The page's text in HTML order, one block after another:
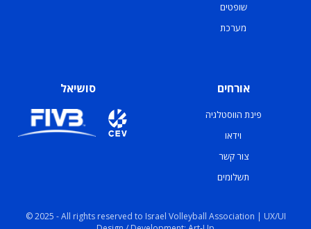
שופטים
מערכת
אורחים
פינת הווסטלגיה
וידאו
צור קשר
תשלומים
סושיאל
© 2025 - All rights reserved to Israel Volleyball Association | UX/UI